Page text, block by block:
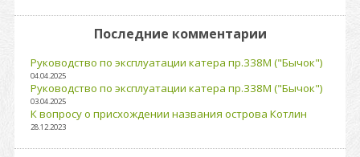
Последние комментарии
Руководство по эксплуатации катера пр.338М ("Бычок")
04.04.2025
Руководство по эксплуатации катера пр.338М ("Бычок")
03.04.2025
К вопросу о присхождении названия острова Котлин
28.12.2023